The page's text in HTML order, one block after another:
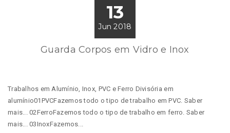
13
Jun 2018
Guarda Corpos em Vidro e Inox
Trabalhos em Alumínio, Inox, PVC e Ferro Divisória em
alumínio01PVCFazemos todo o tipo de trabalho em PVC. Saber
mais... 02FerroFazemos todo o tipo de trabalho em ferro. Saber
mais... 03InoxFazemos...